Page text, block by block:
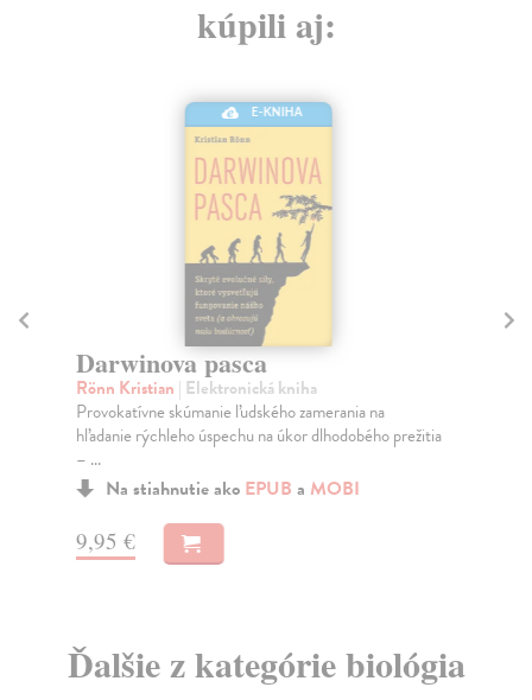
kúpili aj:
E-KNIHA
Darwinova pasca
Rönn Kristian| Elektronická kniha
Provokatívne skúmanie ľudského zamerania na
hľadanie rýchleho úspechu na úkor dlhodobého prežitia
– ...
Na stiahnutie akoEPUBa MOBI
9,95 €
Ďalšie z kategórie biológia